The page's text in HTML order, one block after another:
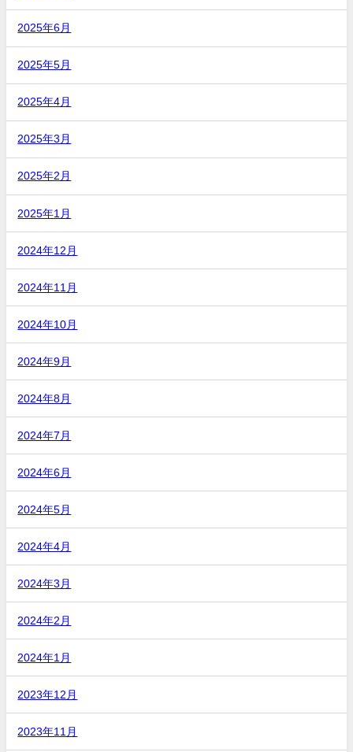
2025年6月
2025年5月
2025年4月
2025年3月
2025年2月
2025年1月
2024年12月
2024年11月
2024年10月
2024年9月
2024年8月
2024年7月
2024年6月
2024年5月
2024年4月
2024年3月
2024年2月
2024年1月
2023年12月
2023年11月